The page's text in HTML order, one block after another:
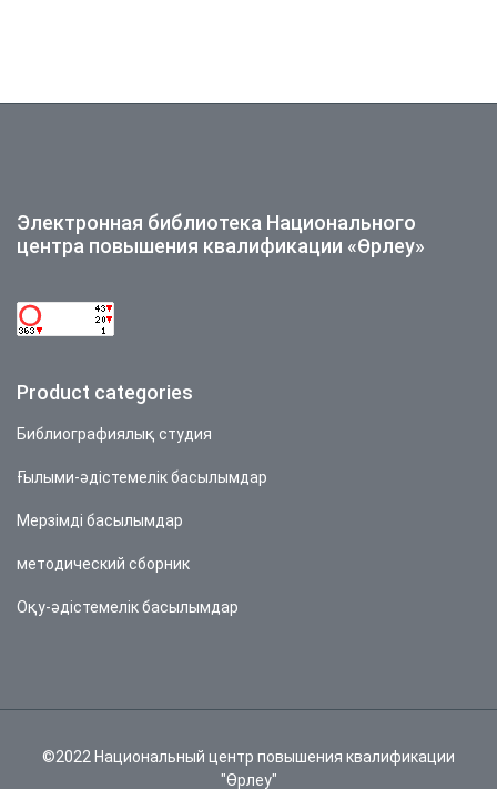
Электронная библиотека Национального
центра повышения квалификации «Өрлеу»
Product categories
Библиографиялық студия
Ғылыми-әдістемелік басылымдар
Мерзімді басылымдар
методический сборник
Оқу-әдістемелік басылымдар
©2022 Национальный центр повышения квалификации
"Өрлеу"